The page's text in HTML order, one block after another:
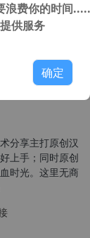
分享主打原创汉
上手；同时原创
时光。这里无商
浪费你的时间
供服务
确定